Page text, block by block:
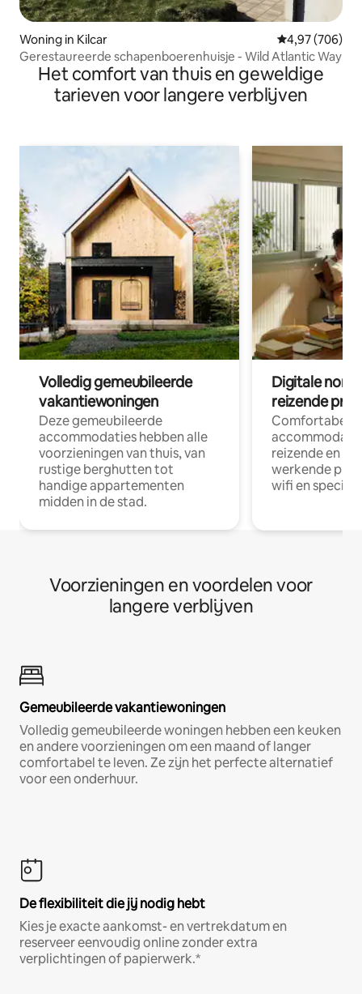
Woning in Kilcar Gemiddelde
4,97 (706)
Gerestaureerde schapenboerenhuisje - Wild Atlantic Way
Het comfort van thuis en geweldige
tarieven voor langere verblijven
Volledig gemeubileerde
vakantiewoningen
Deze gemeubileerde
accommodaties hebben alle
voorzieningen van thuis, van
rustige berghutten tot
handige appartementen
midden in de stad.
Digitale
reizende
Comfortabele
reizende en
werkende
wifi en
Voorzieningen en voordelen voor
langere verblijven
Gemeubileerde vakantiewoningen
Volledig gemeubileerde woningen hebben een keuken
en andere voorzieningen om een maand of langer
comfortabel te leven. Ze zijn het perfecte alternatief
voor een onderhuur.
De flexibiliteit die jij nodig hebt
Kies je exacte aankomst- en vertrekdatum en
reserveer eenvoudig online zonder extra
verplichtingen of papierwerk.*